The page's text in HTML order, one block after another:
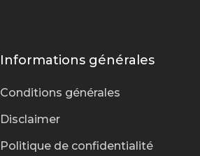
Informations générales
Conditions générales
Disclaimer
Politique de confidentialité